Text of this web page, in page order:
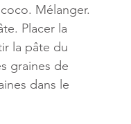
Mélanger.
Placer la
la pâte du
graines de
dans le